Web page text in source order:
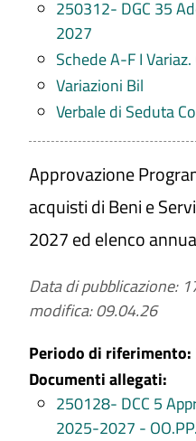
250312- DGC 35
2027
Schede A-F I
Variazioni Bil
Verbale di Seduta
Approvazione
acquisti di Beni e
2027 ed elenco
Data di pubblicazione:
modifica: 09.04.26
Periodo di riferimento:
Documenti allegati:
250128- DCC 5
2025-2027 -